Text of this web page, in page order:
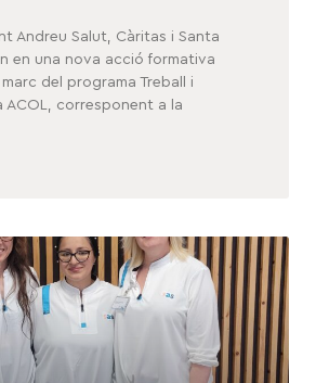
Andreu Salut, Càritas i Santa
en una nova acció formativa
del programa Treball i
ACOL, corresponent a la